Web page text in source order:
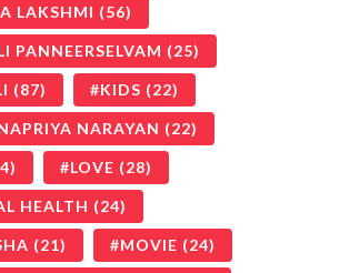
LAKSHMI (56)
PANNEERSELVAM (25)
(87) KIDS (22)
NARAYAN (22)
LOVE (28)
HEALTH (24)
(21) MOVIE (24)